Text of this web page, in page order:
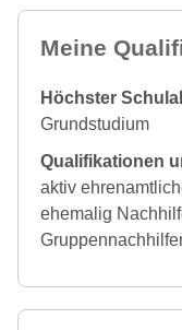
Meine
Höchster
Grundstudium
Qualifikationen
aktiv
ehemalig